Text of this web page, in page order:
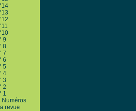
9
8
7
6
5
4
3
2
1
Numéros
revue